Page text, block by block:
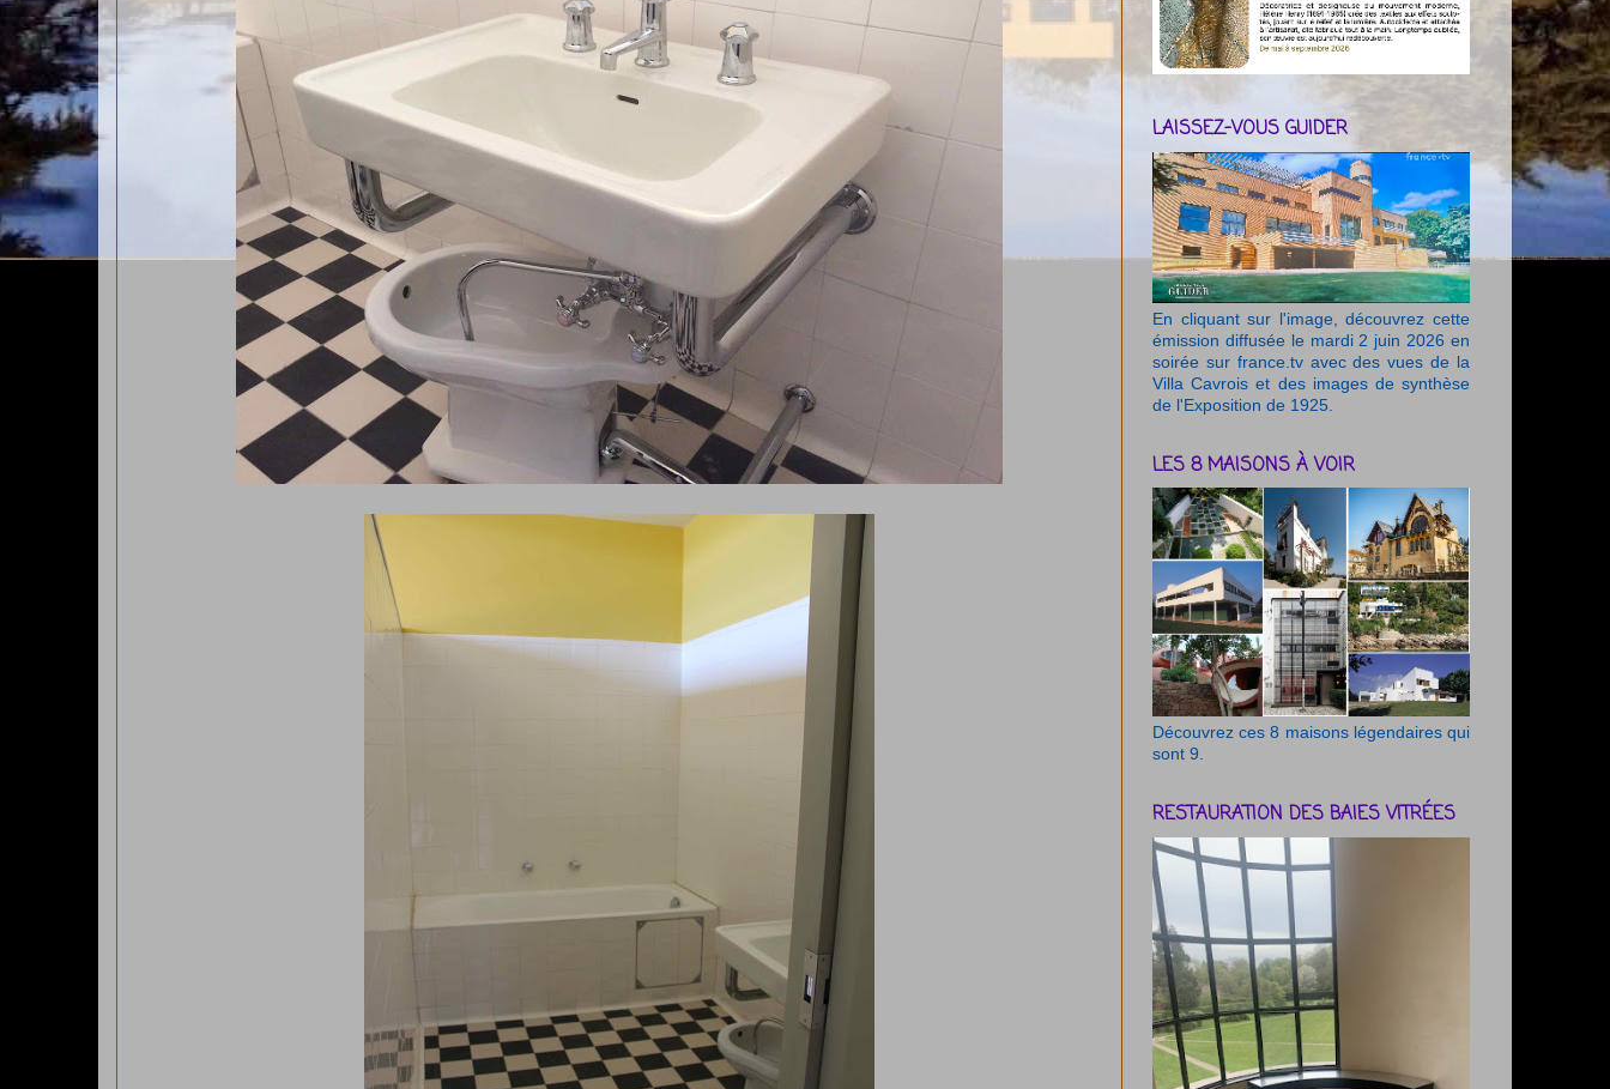
LAISSEZ-VOUS GUIDER
En cliquant sur l'image, découvrez cette
émission diffusée le mardi 2 juin 2026 en
soirée sur france.tv avec des vues de la
Villa Cavrois et des images de synthèse
de l'Exposition de 1925.
LES 8 MAISONS À VOIR
Découvrez ces 8 maisons légendaires qui
sont 9.
RESTAURATION DES BAIES VITRÉES